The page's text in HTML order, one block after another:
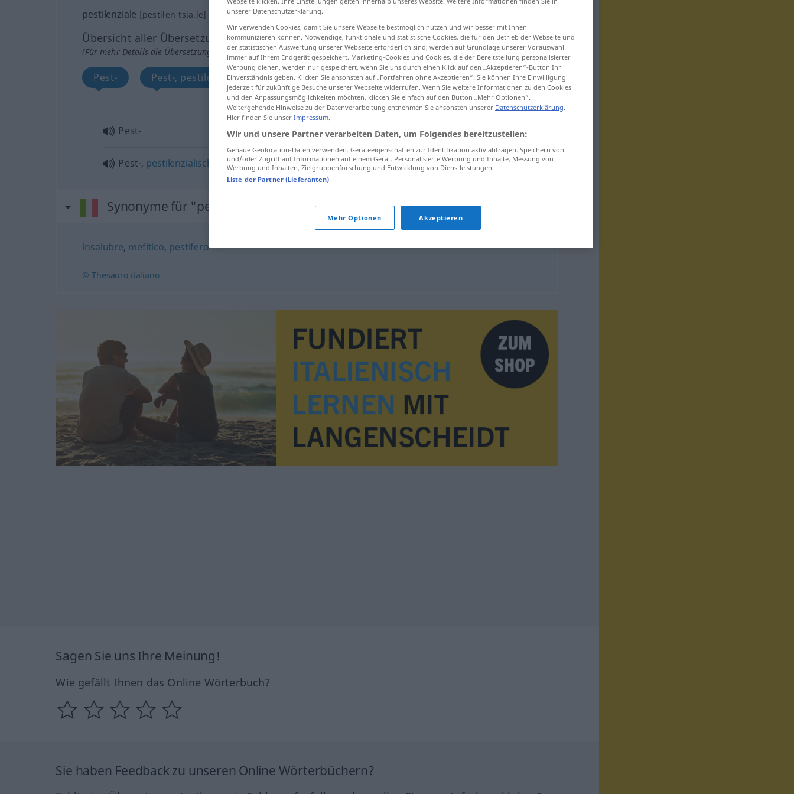
pestilenziale [pestilenˈtsjaːle]
Übersicht aller Übersetzungen
(Für mehr Details die Übersetzung anklicken/antippen)
Pest- Pest-, pestilenzialisch, pestartig
Pest- pestilenziale
Pest-, pestilenzialisch pestartig pestilenzialepuzzolente
Synonyme für "pestilenziale"
insalubre, mefitico, pestifero
© Thesauro italiano
Sagen Sie uns Ihre Meinung!
Wie gefällt Ihnen das Online Wörterbuch?
Sie haben Feedback zu unseren Online Wörterbüchern?
unserer Datenschutzerklärung.
Wir verwenden Cookies, damit Sie unsere Webseite bestmöglich nutzen und wir besser mit Ihnen
kommunizieren können. Notwendige, funktionale und statistische Cookies, die für den Betrieb der Webseite und
der statistischen Auswertung unserer Webseite erforderlich sind, werden auf Grundlage unserer Vorauswahl
immer auf Ihrem Endgerät gespeichert. Marketing-Cookies und Cookies, die der Bereitstellung personalisierter
Werbung dienen, werden nur gespeichert, wenn Sie uns durch einen Klick auf den „Akzeptieren“-Button Ihr
Einverständnis geben. Klicken Sie ansonsten auf „Fortfahren ohne Akzeptieren“. Sie können Ihre Einwilligung
jederzeit für zukünftige Besuche unserer Webseite widerrufen. Wenn Sie weitere Informationen zu den Cookies
und den Anpassungsmöglichkeiten möchten, klicken Sie einfach auf den Button „Mehr Optionen“.
Weitergehende Hinweise zu der Datenverarbeitung entnehmen Sie ansonsten unserer Datenschutzerklärung.
Hier finden Sie unser Impressum.
Wir und unsere Partner verarbeiten Daten, um Folgendes bereitzustellen:
Genaue Geolocation-Daten verwenden. Geräteeigenschaften zur Identifikation aktiv abfragen. Speichern von
und/oder Zugriff auf Informationen auf einem Gerät. Personalisierte Werbung und Inhalte, Messung von
Werbung und Inhalten, Zielgruppenforschung und Entwicklung von Dienstleistungen.
Liste der Partner (Lieferanten)
Mehr Optionen Akzeptieren